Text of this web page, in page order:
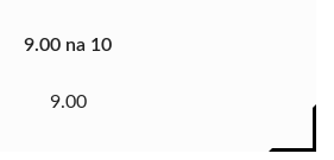
9.00 na 10
9.00